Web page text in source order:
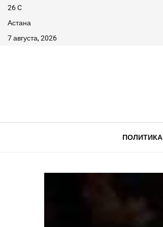
26C
Астана
7 августа, 2026
ПОЛИТИКА